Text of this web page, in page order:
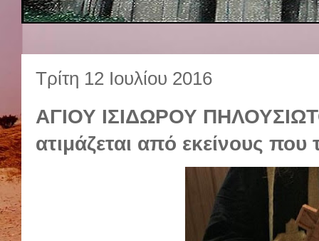
Τρίτη 12 Ιουλίου 2016
ΑΓΙΟΥ ΙΣΙΔΩΡΟΥ
ατιμάζεται από εκείνους